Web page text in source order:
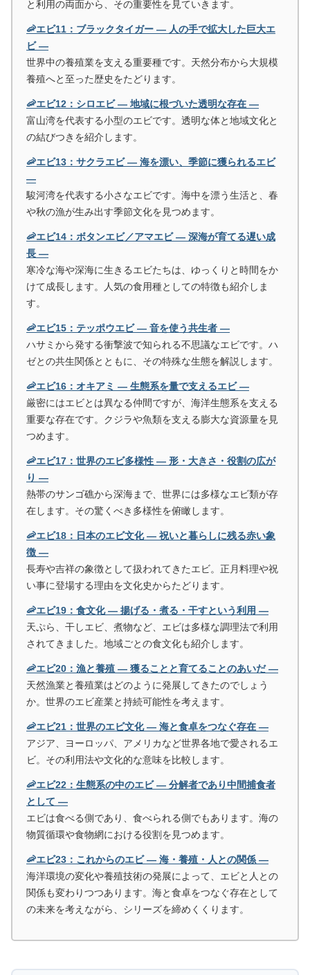
と利用の両面から、その重要性を見ていきます。
🦐エビ11：ブラックタイガー ― 人の手で拡大した巨大エ
ビ ―
世界中の養殖業を支える重要種です。天然分布から大規模
養殖へと至った歴史をたどります。
🦐エビ12：シロエビ ― 地域に根づいた透明な存在 ―
富山湾を代表する小型のエビです。透明な体と地域文化と
の結びつきを紹介します。
🦐エビ13：サクラエビ ― 海を漂い、季節に獲られるエビ
―
駿河湾を代表する小さなエビです。海中を漂う生活と、春
や秋の漁が生み出す季節文化を見つめます。
🦐エビ14：ボタンエビ／アマエビ ― 深海が育てる遅い成
長 ―
寒冷な海や深海に生きるエビたちは、ゆっくりと時間をか
けて成長します。人気の食用種としての特徴も紹介しま
す。
🦐エビ15：テッポウエビ ― 音を使う共生者 ―
ハサミから発する衝撃波で知られる不思議なエビです。ハ
ゼとの共生関係とともに、その特殊な生態を解説します。
🦐エビ16：オキアミ ― 生態系を量で支えるエビ ―
厳密にはエビとは異なる仲間ですが、海洋生態系を支える
重要な存在です。クジラや魚類を支える膨大な資源量を見
つめます。
🦐エビ17：世界のエビ多様性 ― 形・大きさ・役割の広が
り ―
熱帯のサンゴ礁から深海まで、世界には多様なエビ類が存
在します。その驚くべき多様性を俯瞰します。
🦐エビ18：日本のエビ文化 ― 祝いと暮らしに残る赤い象
徴 ―
長寿や吉祥の象徴として扱われてきたエビ。正月料理や祝
い事に登場する理由を文化史からたどります。
🦐エビ19：食文化 ― 揚げる・煮る・干すという利用 ―
天ぷら、干しエビ、煮物など、エビは多様な調理法で利用
されてきました。地域ごとの食文化も紹介します。
🦐エビ20：漁と養殖 ― 獲ることと育てることのあいだ ―
天然漁業と養殖業はどのように発展してきたのでしょう
か。世界のエビ産業と持続可能性を考えます。
🦐エビ21：世界のエビ文化 ― 海と食卓をつなぐ存在 ―
アジア、ヨーロッパ、アメリカなど世界各地で愛されるエ
ビ。その利用法や文化的な意味を比較します。
🦐エビ22：生態系の中のエビ ― 分解者であり中間捕食者
として ―
エビは食べる側であり、食べられる側でもあります。海の
物質循環や食物網における役割を見つめます。
🦐エビ23：これからのエビ ― 海・養殖・人との関係 ―
海洋環境の変化や養殖技術の発展によって、エビと人との
関係も変わりつつあります。海と食卓をつなぐ存在として
の未来を考えながら、シリーズを締めくくります。